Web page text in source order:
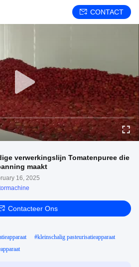
CONTACT
verwerkingslijn Tomatenpuree die
maakt
16, 2025
Contacteer Ons
#kleinschalig pasteurisatieapparaat